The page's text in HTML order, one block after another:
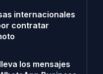
internacionales
contratar
los mensajes